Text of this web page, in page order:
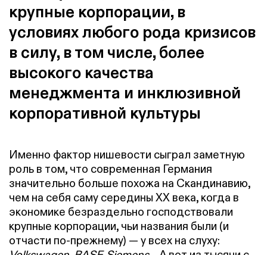
крупные корпорации, в
условиях любого рода кризисов
в силу, в том числе, более
высокого качества
менеджмента и инклюзивной
корпоративной культуры
Именно фактор нишевости сыграл заметную
роль в том, что современная Германия
значительно больше похожа на Скандинавию,
чем на себя саму середины XX века, когда в
экономике безраздельно господствовали
крупные корпорации, чьи названия были (и
отчасти по-прежнему) — у всех на слуху: